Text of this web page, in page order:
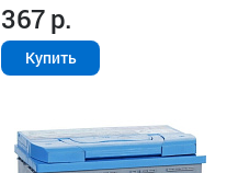
367р.
Купить